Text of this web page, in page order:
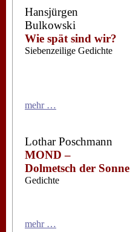
Hansjürgen
Bulkowski
Wie spät sind wir?
Siebenzeilige Gedichte
mehr …
Lothar Poschmann
MOND –
Dolmetsch der Sonne
Gedichte
mehr …